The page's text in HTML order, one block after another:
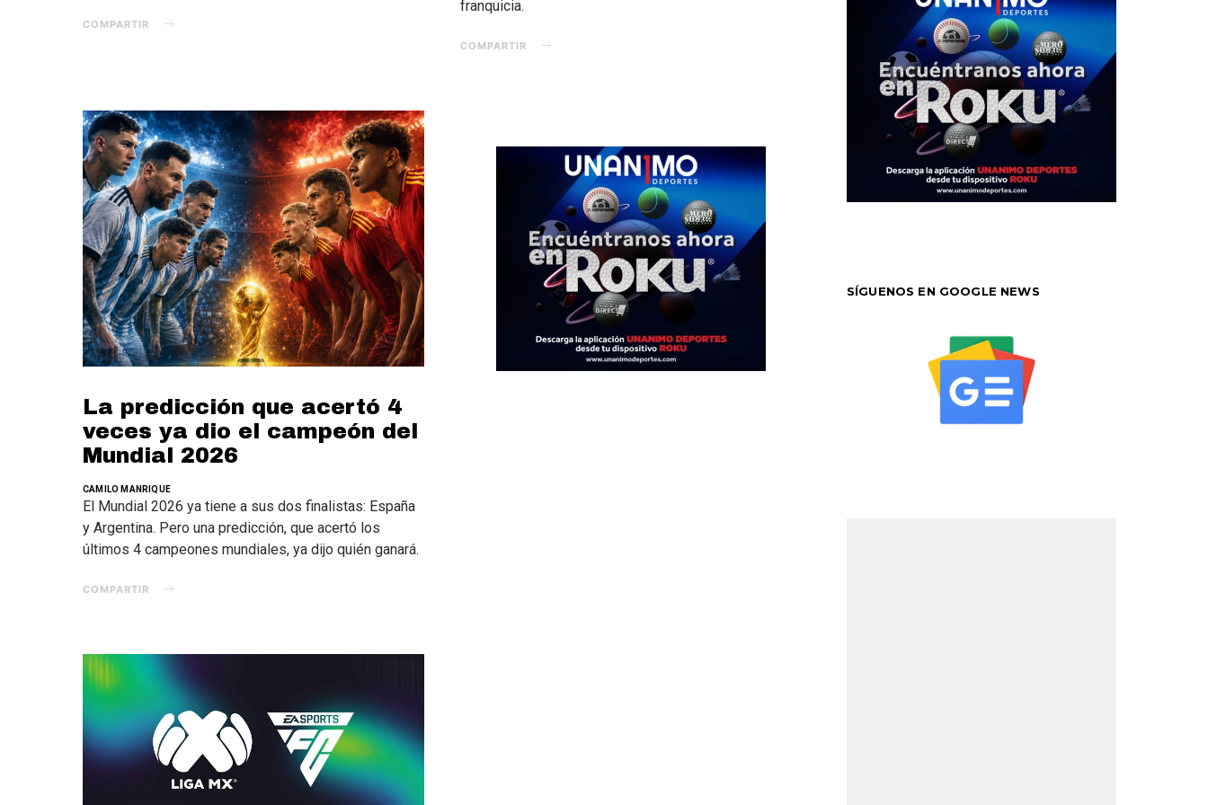
COMPARTIR
franquicia.
COMPARTIR
La predicción que acertó 4
veces ya dio el campeón del
Mundial 2026
CAMILO MANRIQUE
El Mundial 2026 ya tiene a sus dos finalistas: España
y Argentina. Pero una predicción, que acertó los
últimos 4 campeones mundiales, ya dijo quién ganará.
COMPARTIR
SÍGUENOS EN GOOGLE NEWS